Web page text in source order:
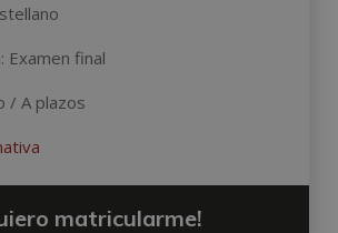
Examen final
/ A plazos
matricularme!